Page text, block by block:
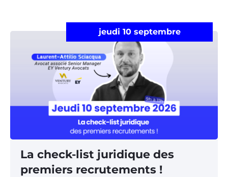
jeudi 10 septembre
La check-list juridique des
premiers recrutements !